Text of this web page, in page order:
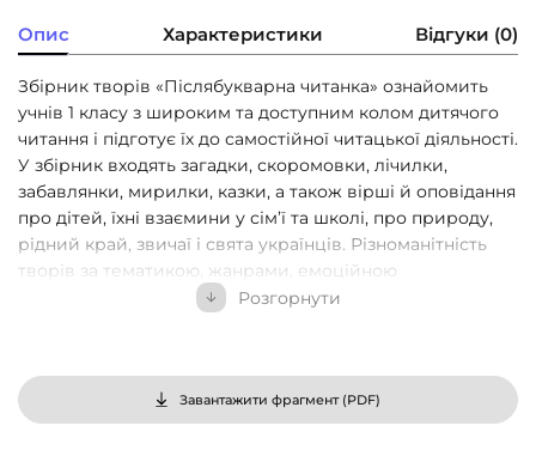
Опис Характеристики Відгуки (0)
Збірник творів «Післябукварна читанка» ознайомить
учнів 1 класу з широким та доступним колом дитячого
читання і підготує їх до самостійної читацької діяльності.
У збірник входять загадки, скоромовки, лічилки,
забавлянки, мирилки, казки, а також вірші й оповідання
про дітей, їхні взаємини у сім’ї та школі, про природу,
рідний край, звичаї і свята українців. Різноманітність
творів за тематикою, жанрами, емоційною
спрямованістю допоможе першокласникам сприймати
ілюстрації сприятимуть кращому усвідомленню змісту
прочитаних творів та розвитку художніх смаків і
творчої уяви дітей. Зміст посібника відповідає
Розгорнути
Завантажити фрагмент (PDF)